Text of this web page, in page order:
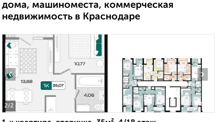
дома, машиноместа, коммерческая
недвижимость в Краснодаре
2/2
‹ ›